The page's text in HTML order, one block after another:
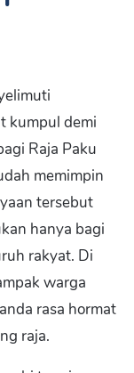
kumpul demi
Raja Paku
memimpin
tersebut
hanya bagi
rakyat. Di
warga
rasa hormat
raja.